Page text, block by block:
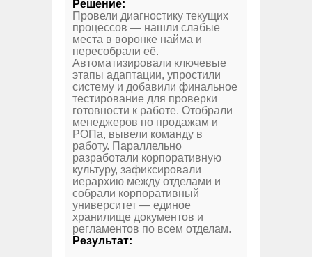
Решение:
Провели диагностику текущих
процессов — нашли слабые
места в воронке найма и
пересобрали её.
Автоматизировали ключевые
этапы адаптации, упростили
систему и добавили финальное
тестирование для проверки
готовности к работе. Отобрали
менеджеров по продажам и
РОПа, вывели команду в
работу. Параллельно
разработали корпоративную
культуру, зафиксировали
иерархию между отделами и
собрали корпоративный
университет — единое
хранилище документов и
регламентов по всем отделам.
Результат: